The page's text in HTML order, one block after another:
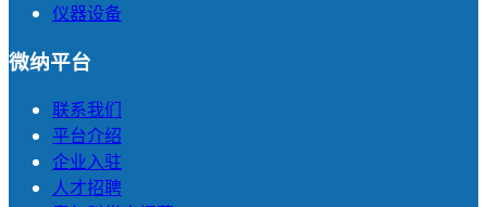
仪器设备
微纳平台
联系我们
平台介绍
企业入驻
人才招聘